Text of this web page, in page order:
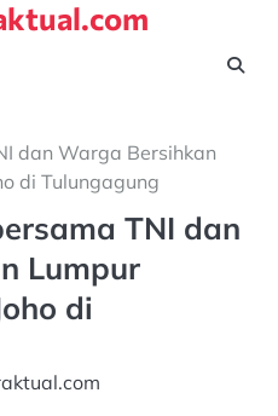
dan Warga Bersihkan
di Tulungagung
TNI dan
Lumpur
di